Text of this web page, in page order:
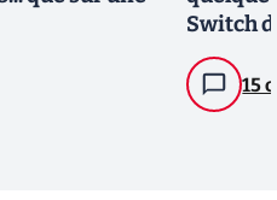
Switch
15